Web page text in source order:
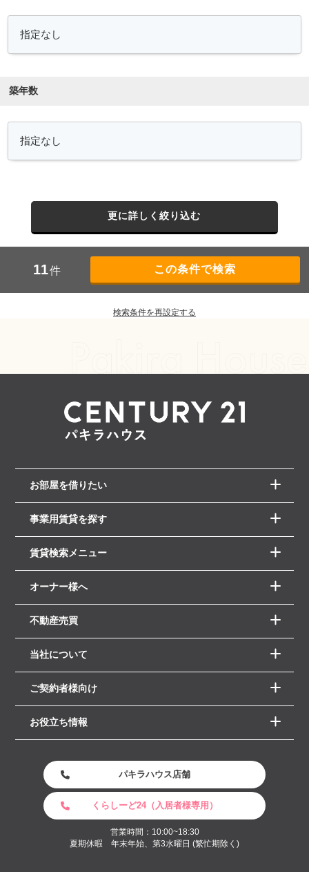
築年数
更に詳しく絞り込む
11件
検索条件を再設定する
お部屋を借りたい
事業用賃貸を探す
賃貸検索メニュー
オーナー様へ
不動産売買
当社について
ご契約者様向け
お役立ち情報
パキラハウス店舗
くらしーど24（入居者様専用）
営業時間：10:00~18:30
夏期休暇 年末年始、第3水曜日 (繁忙期除く)